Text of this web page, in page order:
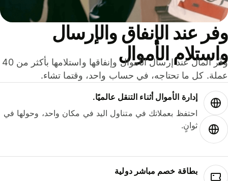
عند الإنفاق والإرسال
الأموال
وفّر المال عند إرسال الأموال وإنفاقها واستلامها بأكثر من 40
كل ما تحتاجه، في حساب واحد، وقتما تشاء.
إدارة الأموال أثناء التنقل عالميًا.
احتفظ بعملاتك في متناول اليد في مكان واحد، وحولها في
ثوانٍ.
بطاقة خصم مباشر دولية